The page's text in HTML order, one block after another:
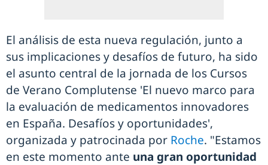
El análisis de esta nueva regulación, junto a
sus implicaciones y desafíos de futuro, ha sido
el asunto central de la jornada de los Cursos
de Verano Complutense 'El nuevo marco para
la evaluación de medicamentos innovadores
en España. Desafíos y oportunidades',
organizada y patrocinada por Roche. "Estamos
en este momento ante una gran oportunidad